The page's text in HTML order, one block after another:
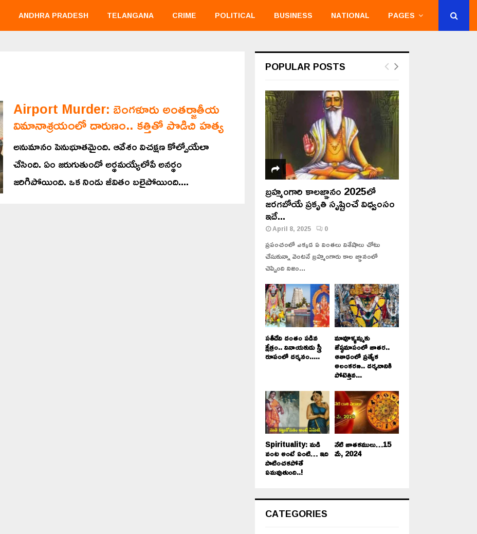
ANDHRA PRADESH TELANGANA CRIME POLITICAL BUSINESS NATIONAL PAGES
Airport Murder: బెంగళూరు అంతర్జాతీయ
విమానాశ్రయంలో దారుణం.. కత్తితో పొడిచి హత్య
అనుమానం పెనుభూతమైంది. ఆవేశం విచక్షణ కోల్పోయేలా
చేసింది. ఏం జరుగుతుందో అర్థమయ్యేలోపే అనర్థం
జరిగిపోయింది. ఒక నిండు జీవితం బలైపోయింది....
POPULAR POSTS
బ్రహ్మంగారి కాలజ్ఞానం 2025లో
జరగబోయే ప్రకృతి సృష్టించే విధ్వంసం
ఇదే...
April 8, 2025 0
ప్రపంచంలో ఎక్కడ ఏ వింతలు విశేషాలు చోటు
చేసుకున్నా వెంటనే బ్రహ్మంగారు కాల జ్ఞానంలో
చెప్పింది నిజం...
సతీదేవి దంతం పడిన
క్షేత్రం.. వినాయకుడు స్త్రీ
రూపంలో దర్శనం.....
మావూళ్ళమ్మకు
జేష్ఠమాసంలో జాతర..
ఆశాఢంలో ప్రత్యేక
అలంకరణ.. దర్శనానికి
పోటెత్తిన...
Spirituality: మడి
వంట అంటే ఏంటి… ఇది
పాటించకపోతే
ఏమవుతుంది..!
నేటి జాతకములు…15
మే, 2024
CATEGORIES